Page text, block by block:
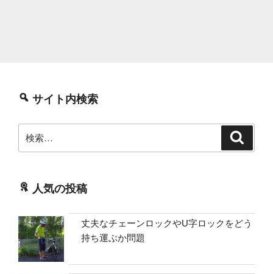
サイト内検索
索:
人気の投稿
丈夫なチェーンロックやU字ロックをどう
持ち運ぶか問題